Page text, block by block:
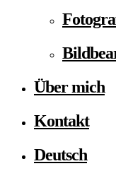
Über mich
Kontakt
Deutsch